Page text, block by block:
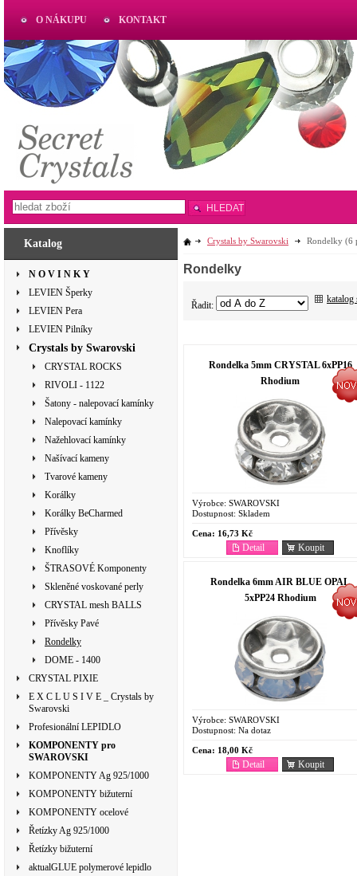
Katalog
N O V I N K Y
LEVIEN Šperky
LEVIEN Pera
LEVIEN Pilníky
Crystals by Swarovski
CRYSTAL ROCKS
RIVOLI - 1122
Šatony - nalepovací kamínky
Nalepovací kamínky
Nažehlovací kamínky
Našívací kameny
Tvarové kameny
Korálky
Korálky BeCharmed
Přívěsky
Knoflíky
ŠTRASOVÉ Komponenty
Skleněné voskované perly
CRYSTAL mesh BALLS
Přívěsky Pavé
Rondelky
DOME - 1400
CRYSTAL PIXIE
E X C L U S I V E _ Crystals by
Swarovski
Profesionální LEPIDLO
KOMPONENTY pro
SWAROVSKI
KOMPONENTY Ag 925/1000
KOMPONENTY bižuterní
KOMPONENTY ocelové
Řetízky Ag 925/1000
Řetízky bižuterní
aktualGLUE polymerové lepidlo
Crystals by Swarovski Rondelky (6
Rondelky
Řadit:
katalog
Rondelka 5mm CRYSTAL 6xPP16
Rhodium
Výrobce: SWAROVSKI
Dostupnost: Skladem
Cena: 16,73 Kč
Koupit
Detail
Rondelka 6mm AIR BLUE OPAL
5xPP24 Rhodium
Výrobce: SWAROVSKI
Dostupnost: Na dotaz
Cena: 18,00 Kč
Koupit
Detail
O NÁKUPU KONTAKT
AKTUAL
www.aktual-koralky.cz
HLEDAT